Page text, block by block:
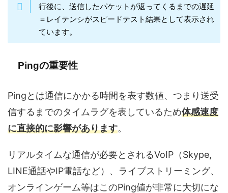
行後に、送信したパケットが返ってくるまでの遅延
＝レイテンシがスピードテスト結果として表示され
ています。
Pingの重要性
Pingとは通信にかかる時間を表す数値、つまり送受
信するまでのタイムラグを表しているため体感速度
に直接的に影響があります。
リアルタイムな通信が必要とされるVoIP（Skype,
LINE通話やIP電話など）、ライブストリーミング、
オンラインゲーム等はこのPing値が非常に大切にな